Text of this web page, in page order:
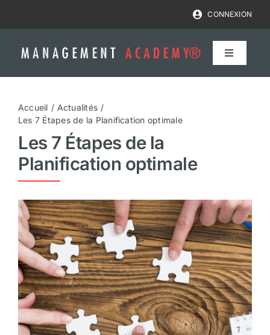
CONNEXION
Coaching
Bilan compétences
Financer
Formateurs
Diplômes
Blog
Accueil
Actualités
Les 7 Étapes de la Planification optimale
Les 7 Étapes de la
Planification optimale